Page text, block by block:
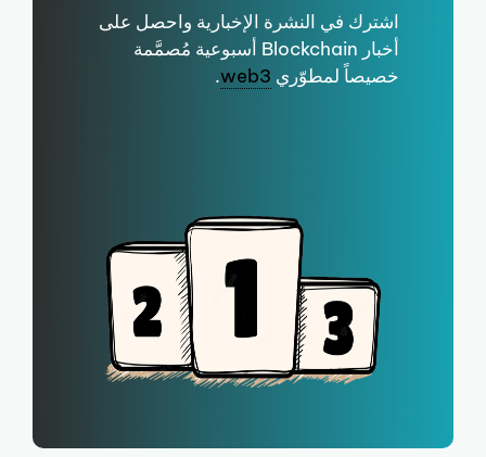
اشترك في النشرة الإخبارية واحصل على
أخبار Blockchain أسبوعية مُصمَّمة
خصيصاً لمطوّري web3
.